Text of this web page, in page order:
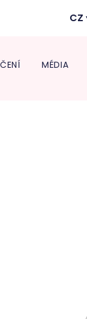
CZ
MÉDIA